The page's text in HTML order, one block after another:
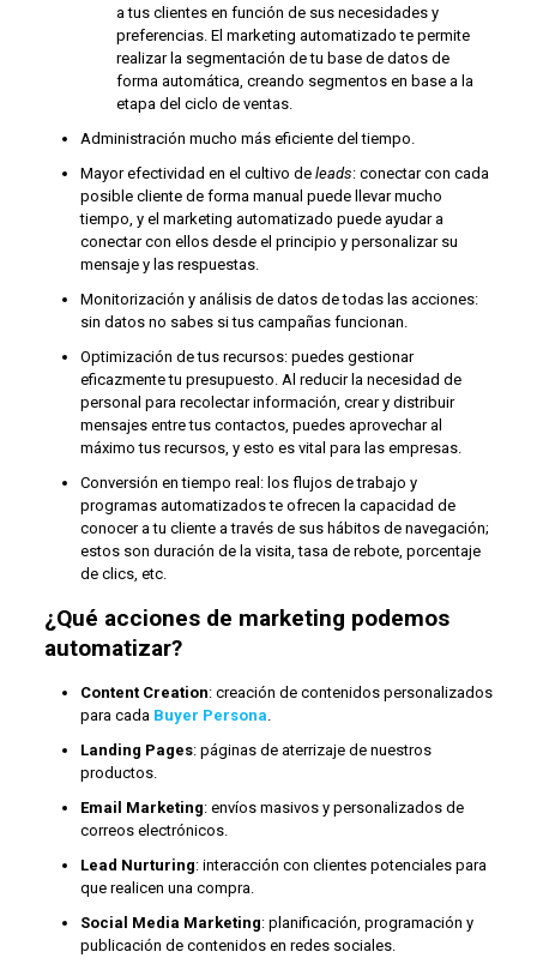
a tus clientes en función de sus necesidades y
preferencias. El marketing automatizado te permite
realizar la segmentación de tu base de datos de
forma automática, creando segmentos en base a la
etapa del ciclo de ventas.
Administración mucho más eficiente del tiempo.
Mayor efectividad en el cultivo de leads: conectar con cada
posible cliente de forma manual puede llevar mucho
tiempo, y el marketing automatizado puede ayudar a
conectar con ellos desde el principio y personalizar su
mensaje y las respuestas.
Monitorización y análisis de datos de todas las acciones:
sin datos no sabes si tus campañas funcionan.
Optimización de tus recursos: puedes gestionar
eficazmente tu presupuesto. Al reducir la necesidad de
personal para recolectar información, crear y distribuir
mensajes entre tus contactos, puedes aprovechar al
máximo tus recursos, y esto es vital para las empresas.
Conversión en tiempo real: los flujos de trabajo y
programas automatizados te ofrecen la capacidad de
conocer a tu cliente a través de sus hábitos de navegación;
estos son duración de la visita, tasa de rebote, porcentaje
de clics, etc.
¿Qué acciones de marketing podemos
automatizar?
Content Creation: creación de contenidos personalizados
para cada Buyer Persona.
Landing Pages: páginas de aterrizaje de nuestros
productos.
Email Marketing: envíos masivos y personalizados de
correos electrónicos.
Lead Nurturing: interacción con clientes potenciales para
que realicen una compra.
Social Media Marketing: planificación, programación y
publicación de contenidos en redes sociales.